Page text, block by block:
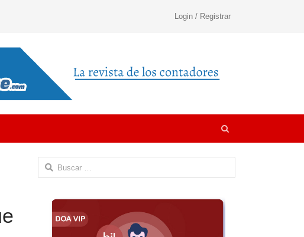
Login / Registrar
Buscar: